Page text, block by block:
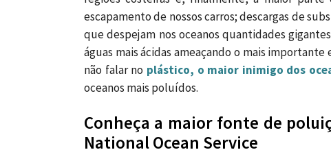
escapamento de nossos carros; descargas de
que despejam nos oceanos quantidades
águas mais ácidas ameaçando o mais
não falar no plástico, o maior inimigo dos
oceanos mais poluídos.
Conheça a maior fonte de
National Ocean Service